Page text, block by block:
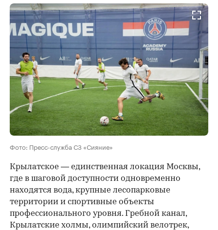
Фото: Пресс-служба СЗ «Сияние»
Крылатское — единственная локация Москвы,
где в шаговой доступности одновременно
находятся вода, крупные лесопарковые
территории и спортивные объекты
профессионального уровня. Гребной канал,
Крылатские холмы, олимпийский велотрек,